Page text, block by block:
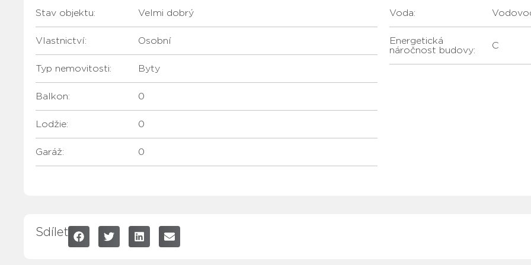
Stav objektu: Velmi dobrý
Vlastnictví: Osobní
Typ nemovitosti: Byty
Balkon: 0
Lodžie: 0
Garáž: 0
Voda:
Energetická
náročnost budovy:
C
Sdílet